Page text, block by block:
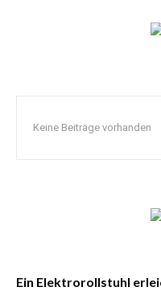
Keine Beiträge vorhanden
Ein Elektrorollstuhl